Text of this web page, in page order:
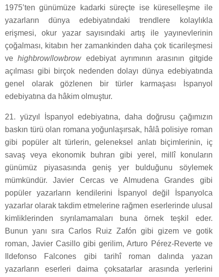
1975’ten günümüze kadarki süreçte ise küreselleşme ile
yazarların dünya edebiyatındaki trendlere kolaylıkla
erişmesi, okur yazar sayısındaki artış ile yayınevlerinin
çoğalması, kitabın her zamankinden daha çok ticarileşmesi
vehighbrow/lowbrowedebiyat ayrımının arasının gitgide
açılması gibi birçok nedenden dolayı dünya edebiyatında
genel olarak gözlenen bir türler karmaşası İspanyol
edebiyatına da hâkim olmuştur.
21. yüzyıl İspanyol edebiyatına, daha doğrusu çağımızın
baskın türü olan romana yoğunlaşırsak, hâlâ polisiye roman
gibi popüler alt türlerin, geleneksel anlatı biçimlerinin, iç
savaş veya ekonomik buhran gibi yerel, millî konuların
günümüz piyasasında geniş yer bulduğunu söylemek
mümkündür. Javier Cercas ve Almudena Grandes gibi
popüler yazarların kendilerini İspanyol değil İspanyolca
yazarlar olarak takdim etmelerine rağmen eserlerinde ulusal
kimliklerinden sıyrılamamaları buna örnek teşkil eder.
Bunun yanı sıra Carlos Ruiz Zafón gibi gizem ve gotik
roman, Javier Casillo gibi gerilim, Arturo Pérez-Reverte ve
Ildefonso Falcones gibi tarihî roman dalında yazan
yazarların eserleri daima çoksatarlar arasında yerlerini